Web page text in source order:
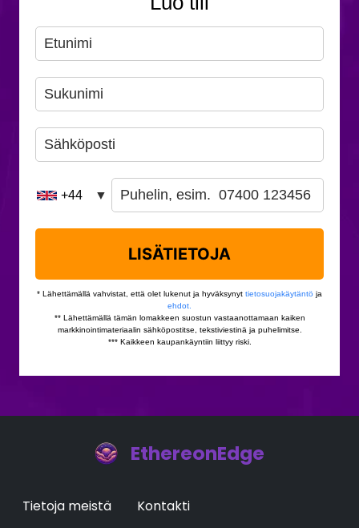
EthereonEdge
Tietoja meistä
Kontakti